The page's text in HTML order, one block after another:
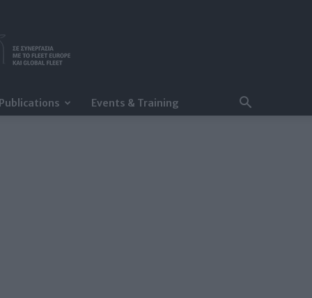
Publications Events & Training